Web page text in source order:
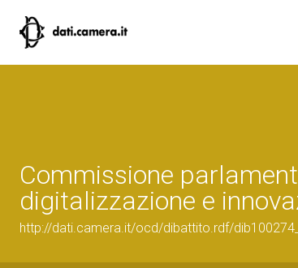
Commissione
digitalizzazione e
http://dati.camera.it/ocd/dibattito.rdf/